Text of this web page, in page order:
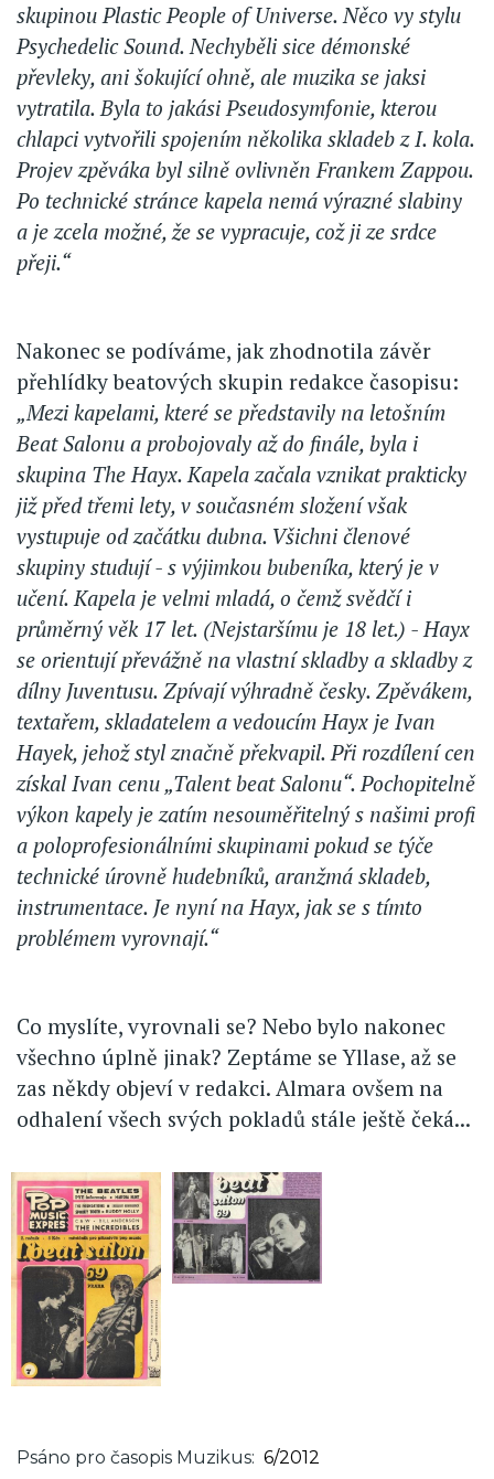
skupinou Plastic People of Universe. Něco vy stylu
Psychedelic Sound. Nechyběli sice démonské
převleky, ani šokující ohně, ale muzika se jaksi
vytratila. Byla to jakási Pseudosymfonie, kterou
chlapci vytvořili spojením několika skladeb z I. kola.
Projev zpěváka byl silně ovlivněn Frankem Zappou.
Po technické stránce kapela nemá výrazné slabiny
a je zcela možné, že se vypracuje, což ji ze srdce
přeji.“
Nakonec se podíváme, jak zhodnotila závěr
přehlídky beatových skupin redakce časopisu:
„Mezi kapelami, které se představily na letošním
Beat Salonu a probojovaly až do finále, byla i
skupina The Hayx. Kapela začala vznikat prakticky
již před třemi lety, v současném složení však
vystupuje od začátku dubna. Všichni členové
skupiny studují - s výjimkou bubeníka, který je v
učení. Kapela je velmi mladá, o čemž svědčí i
průměrný věk 17 let. (Nejstaršímu je 18 let.) - Hayx
se orientují převážně na vlastní skladby a skladby z
dílny Juventusu. Zpívají výhradně česky. Zpěvákem,
textařem, skladatelem a vedoucím Hayx je Ivan
Hayek, jehož styl značně překvapil. Při rozdílení cen
získal Ivan cenu „Talent beat Salonu“. Pochopitelně
výkon kapely je zatím nesouměřitelný s našimi profi
a poloprofesionálními skupinami pokud se týče
technické úrovně hudebníků, aranžmá skladeb,
instrumentace. Je nyní na Hayx, jak se s tímto
problémem vyrovnají.“
Co myslíte, vyrovnali se? Nebo bylo nakonec
všechno úplně jinak? Zeptáme se Yllase, až se
zas někdy objeví v redakci. Almara ovšem na
odhalení všech svých pokladů stále ještě čeká...
Psáno pro časopis Muzikus 6/2012